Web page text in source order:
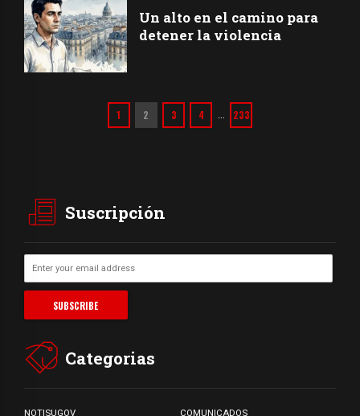
Un alto en el camino para
detener la violencia
1 2 3 4 … 233
Suscripción
Categorias
NOTISUGOV COMUNICADOS